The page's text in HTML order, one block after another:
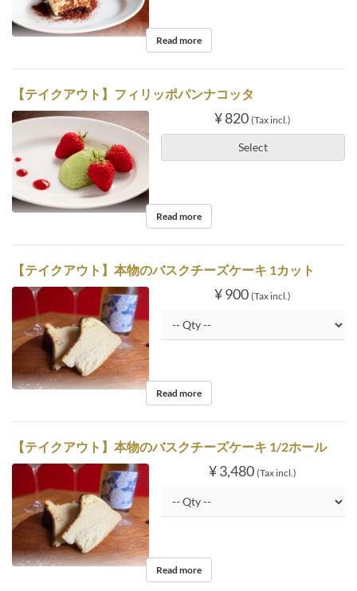
Read more
【テイクアウト】フィリッポパンナコッタ
¥ 820 (Tax incl.)
Select
Read more
【テイクアウト】本物のバスクチーズケーキ 1カット
¥ 900 (Tax incl.)
Read more
【テイクアウト】本物のバスクチーズケーキ 1/2ホール
¥ 3,480 (Tax incl.)
Read more